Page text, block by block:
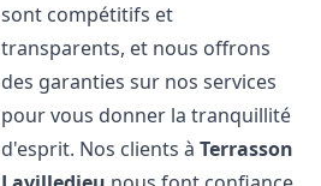
sont compétitifs et
transparents, et nous offrons
des garanties sur nos services
pour vous donner la tranquillité
d'esprit. Nos clients àTerrasson